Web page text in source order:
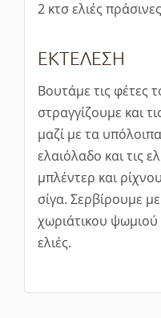
2 κτσ ελιές
ΕΚΤΕΛΕΣΗ
Βουτάμε τις φέτες
στραγγίζουμε και
μαζί με τα
ελαιόλαδο και τις
μπλέντερ και
σίγα. Σερβίρουμε
χωριάτικου ψωμιού
ελιές.